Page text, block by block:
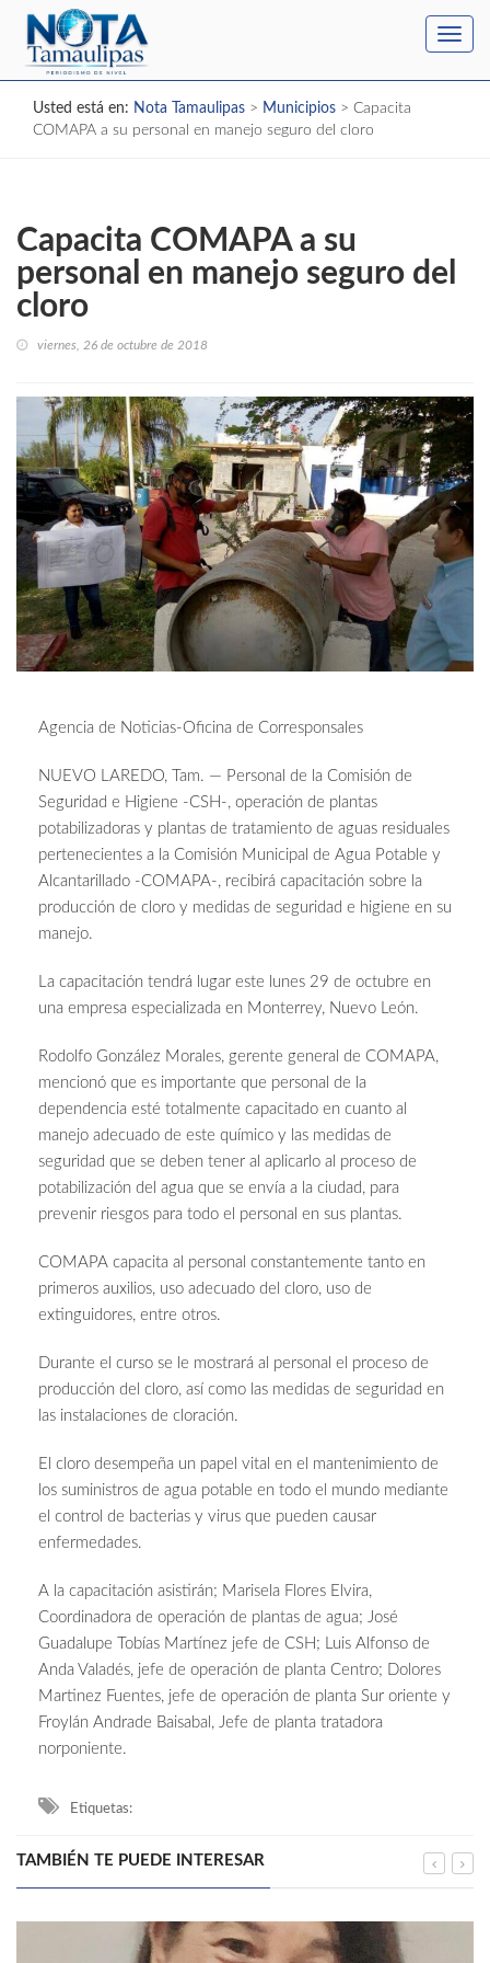
Usted está en: Nota Tamaulipas > Municipios > Capacita
COMAPA a su personal en manejo seguro del cloro
Capacita COMAPA a su
personal en manejo seguro del
cloro
viernes, 26 de octubre de 2018
Agencia de Noticias-Oficina de Corresponsales
NUEVO LAREDO, Tam. — Personal de la Comisión de
Seguridad e Higiene -CSH-, operación de plantas
potabilizadoras y plantas de tratamiento de aguas residuales
pertenecientes a la Comisión Municipal de Agua Potable y
Alcantarillado -COMAPA-, recibirá capacitación sobre la
producción de cloro y medidas de seguridad e higiene en su
manejo.
La capacitación tendrá lugar este lunes 29 de octubre en
una empresa especializada en Monterrey, Nuevo León.
Rodolfo González Morales, gerente general de COMAPA,
mencionó que es importante que personal de la
dependencia esté totalmente capacitado en cuanto al
manejo adecuado de este químico y las medidas de
seguridad que se deben tener al aplicarlo al proceso de
potabilización del agua que se envía a la ciudad, para
prevenir riesgos para todo el personal en sus plantas.
COMAPA capacita al personal constantemente tanto en
primeros auxilios, uso adecuado del cloro, uso de
extinguidores, entre otros.
Durante el curso se le mostrará al personal el proceso de
producción del cloro, así como las medidas de seguridad en
las instalaciones de cloración.
El cloro desempeña un papel vital en el mantenimiento de
los suministros de agua potable en todo el mundo mediante
el control de bacterias y virus que pueden causar
enfermedades.
A la capacitación asistirán; Marisela Flores Elvira,
Coordinadora de operación de plantas de agua; José
Guadalupe Tobías Martínez jefe de CSH; Luis Alfonso de
Anda Valadés, jefe de operación de planta Centro; Dolores
Martinez Fuentes, jefe de operación de planta Sur oriente y
Froylán Andrade Baisabal, Jefe de planta tratadora
norponiente.
Etiquetas:
TAMBIÉN TE PUEDE INTERESAR